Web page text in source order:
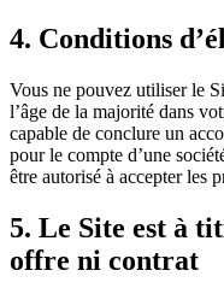
4. Conditions
Vous ne pouvez utiliser le
l’âge de la majorité dans
capable de conclure un
pour le compte d’une
être autorisé à accepter les
5. Le Site est à
offre ni contrat